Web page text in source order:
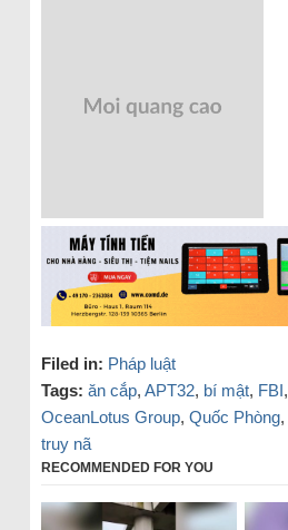
Filed in: Pháp luật
Tags: ăn cắp, APT32, bí mật, FBI,
OceanLotus Group, Quốc Phòng,
truy nã
RECOMMENDED FOR YOU